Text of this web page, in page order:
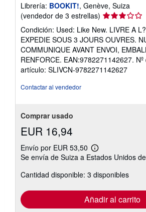
Librería: BOOKIT!, Genève, Suiza
(vendedor de 3 estrellas) Calificación
del
vendedor:
3
de
5
estrellas
Condición: Used: Like New. LIVRE A
EXPEDIE SOUS 3 JOURS OUVRES.
COMMUNIQUE AVANT ENVOI,
RENFORCE. EAN:9782271142627.
artículo: SLIVCN-9782271142627
Contactar al vendedor
Comprar usado
EUR 16,94
Envío por EUR 53,50
Más
información
las
tarifas
envío
Se envía de Suiza a Estados Unidos
Cantidad disponible: 3 disponibles
Añadir al carrito